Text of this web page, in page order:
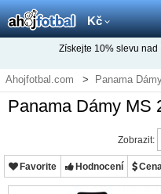
Kč
Získejte 10% slevu nad
Ahojfotbal.com Panama
Panama Dámy MS
Zobrazit:
Favorite Hodnocení Cena